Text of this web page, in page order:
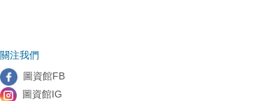
關注我們
圖資館FB
圖資館IG